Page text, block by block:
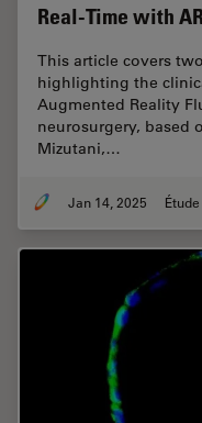
Real-Time with
This article covers
highlighting the
Augmented Reality
neurosurgery, based
Mizutani,…
Jan 14, 2025